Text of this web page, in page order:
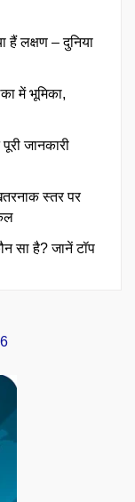
लक्षण – दुनिया
में भूमिका,
जानकारी
स्तर पर
सा है? जानें टॉप